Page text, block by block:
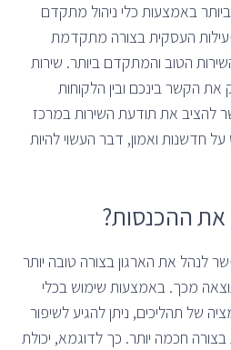
באמצעות כלי ניהול מתקדם
העסקית בצורה מתקדמת
הטוב והמתקדם ביותר. שירות
את הקשר בינכם ובין הלקוחות
להציב את תודעת השירות במרכז
חדשנות ואמון, דבר העשוי להיות
ההכנסות?
לנהל את הארגון בצורה טובה יותר
מכך. באמצעות שימוש בכלי
של תהליכים, ניתן להגיע לשיפור
חכמה יותר. כך לדוגמא, יכולת